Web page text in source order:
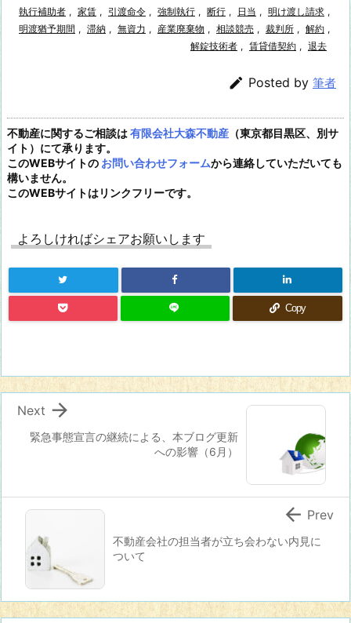
執行補助者 , 家賃 , 引渡命令 , 強制執行 , 断行 , 日当 , 明け渡し請求 ,
明渡猶予期間 , 滞納 , 無資力 , 産業廃棄物 , 相談競売 , 裁判所 , 解約 ,
解錠技術者 , 賃貸借契約 , 退去
 Posted by 筆者
不動産に関するご相談は有限会社大森不動産 （東京都目黒区、別サ
イト）にて承ります。
このWEBサイトの お問い合わせフォームから連絡していただいても
構いません。
このWEBサイトはリンクフリーです。
よろしければシェアお願いします
Copy
緊急事態宣言の継続による、本ブログ更新
への影響（6月）

Next
不動産会社の担当者が立ち会わない内見に
ついて
 Prev